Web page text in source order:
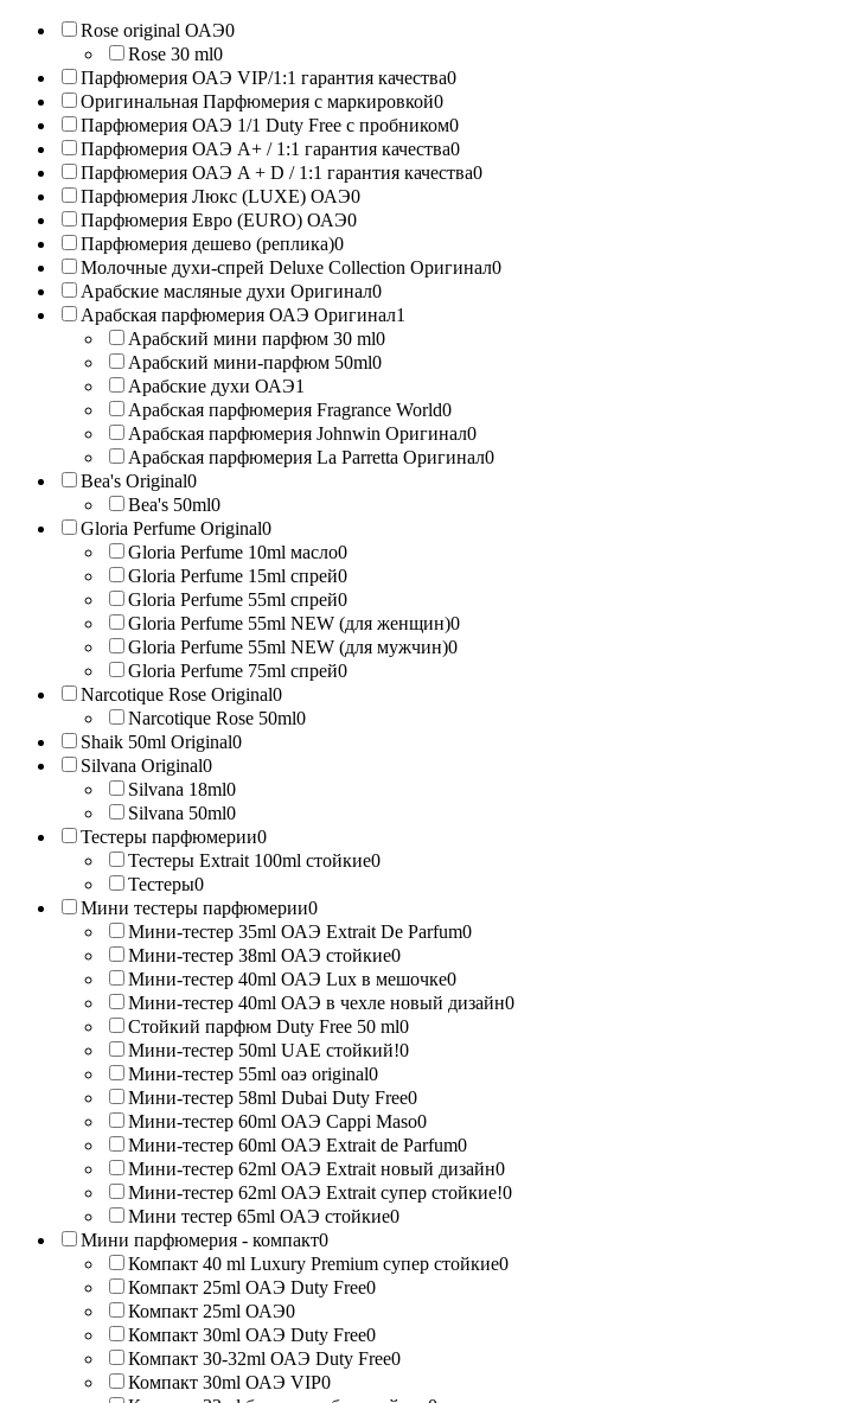
Rose original ОАЭ0
Rose 30 ml0
Парфюмерия ОАЭ VIP/1:1 гарантия качества0
Оригинальная Парфюмерия с маркировкой0
Парфюмерия ОАЭ 1/1 Duty Free с пробником0
Парфюмерия ОАЭ A+ / 1:1 гарантия качества0
Парфюмерия ОАЭ A + D / 1:1 гарантия качества0
Парфюмерия Люкс (LUXE) ОАЭ0
Парфюмерия Евро (EURO) ОАЭ0
Парфюмерия дешево (реплика)0
Молочные духи-спрей Deluxe Collection Оригинал0
Арабские масляные духи Оригинал0
Арабская парфюмерия ОАЭ Оригинал1
Арабский мини парфюм 30 ml0
Арабский мини-парфюм 50ml0
Арабские духи ОАЭ1
Арабская парфюмерия Fragrance World0
Арабская парфюмерия Johnwin Оригинал0
Арабская парфюмерия La Parretta Оригинал0
Bea's Original0
Bea's 50ml0
Gloria Perfume Original0
Gloria Perfume 10ml масло0
Gloria Perfume 15ml спрей0
Gloria Perfume 55ml спрей0
Gloria Perfume 55ml NEW (для женщин)0
Gloria Perfume 55ml NEW (для мужчин)0
Gloria Perfume 75ml спрей0
Narcotique Rose Original0
Narcotique Rose 50ml0
Shaik 50ml Original0
Silvana Original0
Silvana 18ml0
Silvana 50ml0
Тестеры парфюмерии0
Тестеры Extrait 100ml стойкие0
Тестеры0
Мини тестеры парфюмерии0
Мини-тестер 35ml ОАЭ Extrait De Parfum0
Мини-тестер 38ml ОАЭ стойкие0
Мини-тестер 40ml ОАЭ Lux в мешочке0
Мини-тестер 40ml ОАЭ в чехле новый дизайн0
Стойкий парфюм Duty Free 50 ml0
Мини-тестер 50ml UAE стойкий!0
Мини-тестер 55ml оаэ original0
Мини-тестер 58ml Dubai Duty Free0
Мини-тестер 60ml ОАЭ Cappi Maso0
Мини-тестер 60ml ОАЭ Extrait de Parfum0
Мини-тестер 62ml ОАЭ Extrait новый дизайн0
Мини-тестер 62ml ОАЭ Extrait супер стойкие!0
Мини тестер 65ml ОАЭ стойкие0
Мини парфюмерия - компакт0
Компакт 40 ml Luxury Premium супер стойкие0
Компакт 25ml ОАЭ Duty Free0
Компакт 25ml ОАЭ0
Компакт 30ml ОАЭ Duty Free0
Компакт 30-32ml ОАЭ Duty Free0
Компакт 30ml ОАЭ VIP0